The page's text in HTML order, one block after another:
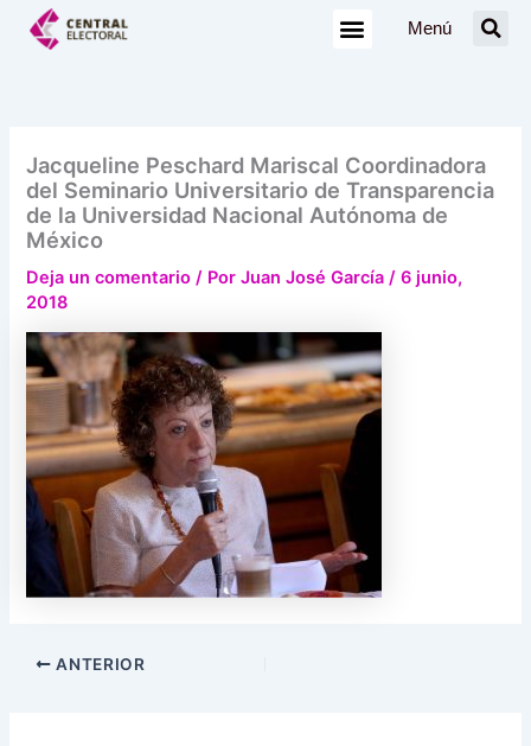
Menú
Jacqueline Peschard Mariscal Coordinadora
del Seminario Universitario de Transparencia
de la Universidad Nacional Autónoma de
México
Deja un comentario / PorJuan José García/6 junio,
2018
ANTERIOR